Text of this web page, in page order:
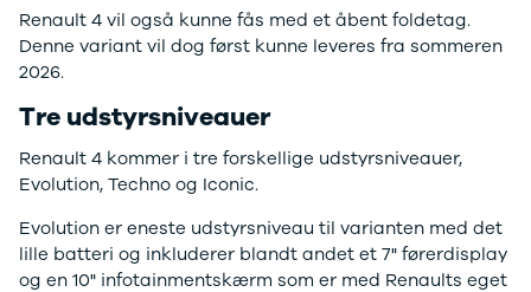
Renault
Volvo
Ladeløsning
Clever
ladeløsning
Norlys
ladeløsning
Ladeguide til
foregår
privatleasing
Service og
Tjekliste til
dig
Kontakt os
Elektriske
bilerVil du
Renault 4 vil også kunne fås med et åbent foldetag.
Denne variant vil dog først kunne leveres fra sommeren
2026.
Tre udstyrsniveauer
Renault 4 kommer i tre forskellige udstyrsniveauer,
Evolution, Techno og Iconic.
Evolution er eneste udstyrsniveau til varianten med det
lille batteri og inkluderer blandt andet et 7" førerdisplay
og en 10" infotainmentskærm som er med Renaults eget